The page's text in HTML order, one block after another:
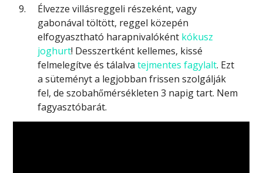
Élvezze villásreggeli részeként, vagy
gabonával töltött, reggel közepén
elfogyasztható harapnivalóként kókusz
joghurt! Desszertként kellemes, kissé
felmelegítve és tálalvatejmentes fagylalt. Ezt
a süteményt a legjobban frissen szolgálják
fel, de szobahőmérsékleten 3 napig tart. Nem
fagyasztóbarát.